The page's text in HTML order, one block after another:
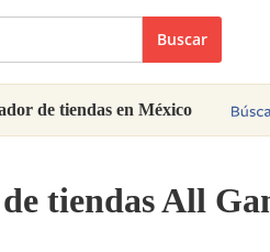
Buscar
de tiendas en México
tiendas All